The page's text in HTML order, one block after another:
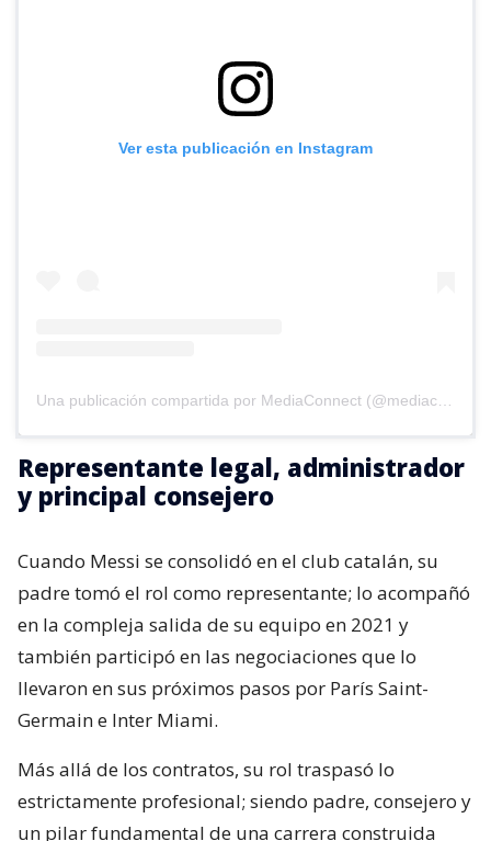
Ver esta publicación en Instagram
Representante legal, administrador
y principal consejero
Cuando Messi se consolidó en el club catalán, su
padre tomó el rol como representante; lo acompañó
en la compleja salida de su equipo en 2021 y
también participó en las negociaciones que lo
llevaron en sus próximos pasos por París Saint-
Germain e Inter Miami.
Más allá de los contratos, su rol traspasó lo
estrictamente profesional; siendo padre, consejero y
un pilar fundamental de una carrera construida